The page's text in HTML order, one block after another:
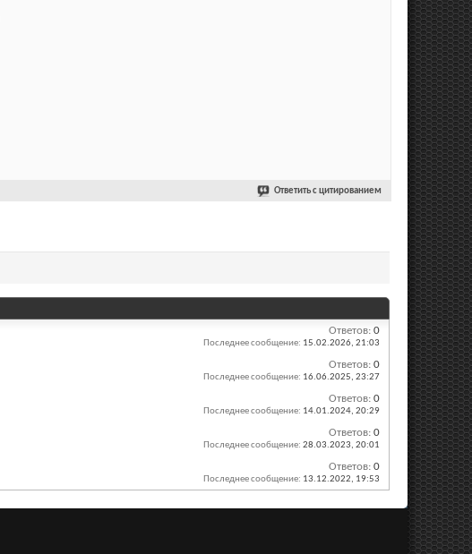
Ответить с цитированием
Ответов: 0
Последнее сообщение: 15.02.2026, 21:03
Ответов: 0
Последнее сообщение: 16.06.2025, 23:27
Ответов: 0
Последнее сообщение: 14.01.2024, 20:29
Ответов: 0
Последнее сообщение: 28.03.2023, 20:01
Ответов: 0
Последнее сообщение: 13.12.2022, 19:53